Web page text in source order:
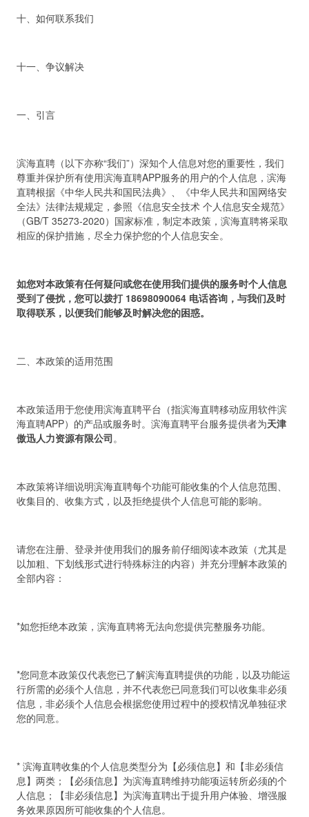
十、如何联系我们
十一、争议解决
一、引言
滨海直聘（以下亦称“我们”）深知个人信息对您的重要性，我们
尊重并保护所有使用滨海直聘APP服务的用户的个人信息，滨海
直聘根据《中华人民共和国民法典》、《中华人民共和国网络安
全法》法律法规规定，参照《信息安全技术 个人信息安全规范》
（GB/T 35273-2020）国家标准，制定本政策，滨海直聘将采取
相应的保护措施，尽全力保护您的个人信息安全。
如您对本政策有任何疑问或您在使用我们提供的服务时个人信息
受到了侵扰，您可以拨打 18698090064电话咨询， 与我们及时
取得联系，以便我们能够及时解决您的困惑。
二、本政策的适用范围
本政策适用于您使用滨海直聘平台（指滨海直聘移动应用软件滨
海直聘APP）的产品或服务时。滨海直聘平台服务提供者为天津
傲迅人力资源有限公司。
本政策将详细说明滨海直聘每个功能可能收集的个人信息范围、
收集目的、收集方式，以及拒绝提供个人信息可能的影响。
请您在注册、登录并使用我们的服务前仔细阅读本政策（尤其是
以加粗、下划线形式进行特殊标注的内容）并充分理解本政策的
全部内容：
*如您拒绝本政策，滨海直聘将无法向您提供完整服务功能。
*您同意本政策仅代表您已了解滨海直聘提供的功能，以及功能运
行所需的必须个人信息，并不代表您已同意我们可以收集非必须
信息，非必须个人信息会根据您使用过程中的授权情况单独征求
您的同意。
* 滨海直聘收集的个人信息类型分为【必须信息】和【非必须信
息】两类；【必须信息】为滨海直聘维持功能项运转所必须的个
人信息；【非必须信息】为滨海直聘出于提升用户体验、增强服
务效果原因所可能收集的个人信息。